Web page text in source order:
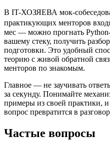
В IT-ХОЗЯЕВА мок-
практикующих менторов
мес — можно прогнать
вашему стеку, получить
подготовки. Это удобный
теорию с живой обратной
менторов по знакомым.
Главное — не заучивать
за секунду. Понимайте
примеры из своей практики,
вопрос превратится в
Частые вопросы